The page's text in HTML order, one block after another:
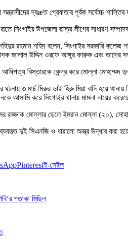
দ্রæত গ্রেফতার পূর্বক সর্বোচ্চ শাস্তির
সিংগাইর উপজেলা ছাত্র লীগের সাধারণ
রহমান শহিদ বলেন, সিংগাইর সরকারি
জালাল উদ্দিন ওরফে আঙ্গুর ফারুক এবং
বিস্তারকে কেন্দ্র করে মোল্লা
৩ মার্চ মিরুর ভাই হিরু মিয়া বাদি হয়ে
করে সিংগাইর থানায় মামলা দায়ের
রাজ্জাক মোল্লার ছেলে ইমরান মোল্লা (২০),
ব্যবহৃত দুই সিএনজি ও ধারালো অস্ত্র উদ্ধার
Pinterestই-মেইল
পতাকা মিছিল